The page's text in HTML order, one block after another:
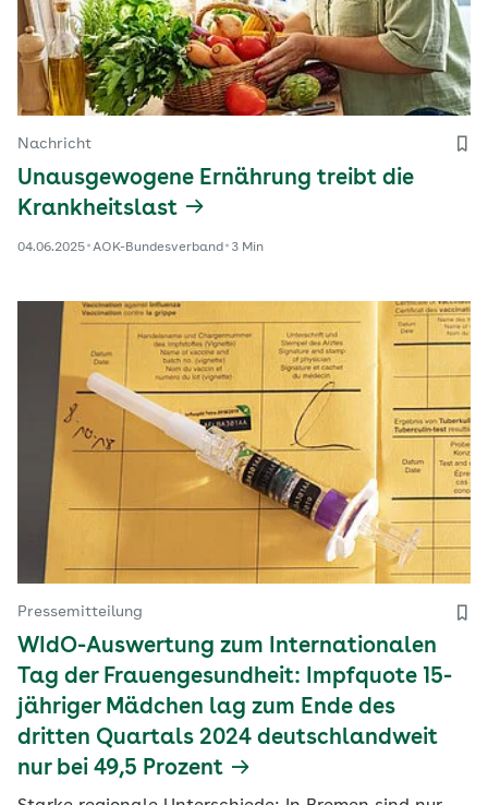
Nachricht
Unausgewogene Ernährung treibt die
Krankheitslast
04.06.2025 AOK-Bundesverband 3 Min
Pressemitteilung
WIdO-Auswertung zum Internationalen
Tag der Frauengesundheit: Impfquote 15-
jähriger Mädchen lag zum Ende des
dritten Quartals 2024 deutschlandweit
nur bei 49,5 Prozent